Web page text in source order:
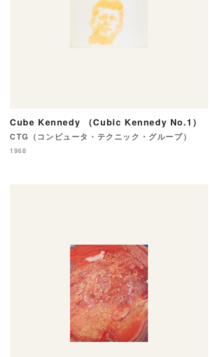
Cube Kennedy （Cubic Kennedy No.1）
CTG（コンピュータ・テクニック・グループ）
1968